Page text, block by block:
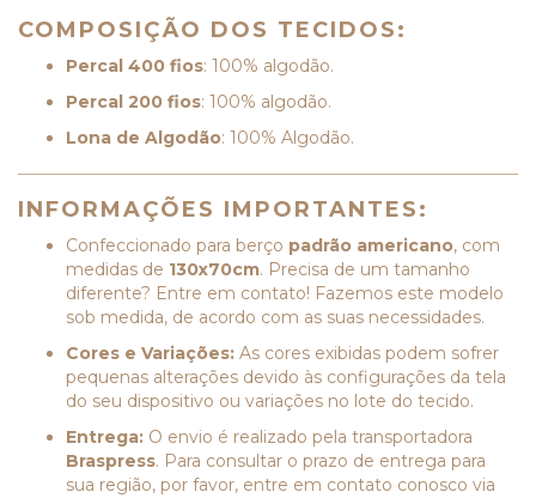
COMPOSIÇÃO DOS TECIDOS:
Percal 400 fios: 100% algodão.
Percal 200 fios: 100% algodão.
Lona de Algodão: 100% Algodão.
INFORMAÇÕES IMPORTANTES:
Confeccionado para berço padrão americano, com
medidas de 130x70cm. Precisa de um tamanho
diferente? Entre em contato! Fazemos este modelo
sob medida, de acordo com as suas necessidades.
Cores e Variações: As cores exibidas podem sofrer
pequenas alterações devido às configurações da tela
do seu dispositivo ou variações no lote do tecido.
Entrega: O envio é realizado pela transportadora
Braspress. Para consultar o prazo de entrega para
sua região, por favor, entre em contato conosco via